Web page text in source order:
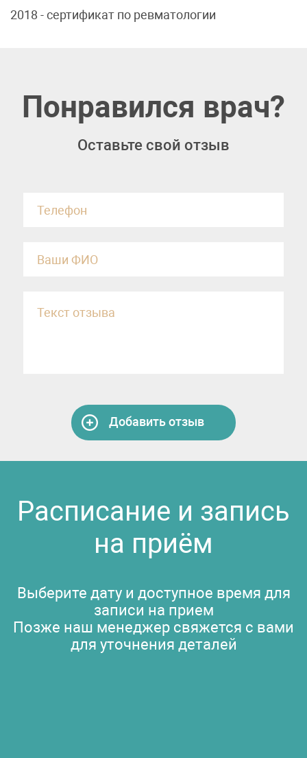
2018 - сертификат по ревматологии
Понравился врач?
Оставьте свой отзыв
Добавить отзыв
Расписание и запись
на приём
Выберите дату и доступное время для
записи на прием
Позже наш менеджер свяжется с вами
для уточнения деталей